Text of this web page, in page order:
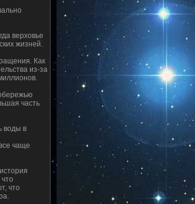
верховье
жизней.
Как
из-за
часть
воды в
чаще
что